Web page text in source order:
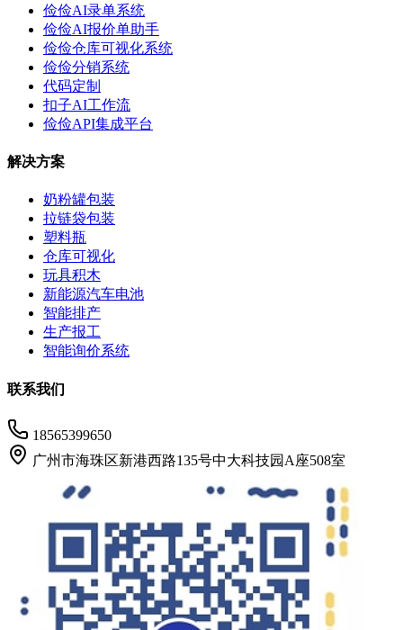
俭俭AI录单系统
俭俭AI报价单助手
俭俭仓库可视化系统
俭俭分销系统
代码定制
扣子AI工作流
俭俭API集成平台
解决方案
奶粉罐包装
拉链袋包装
塑料瓶
仓库可视化
玩具积木
新能源汽车电池
智能排产
生产报工
智能询价系统
联系我们
18565399650
广州市海珠区新港西路135号中大科技园A座508室